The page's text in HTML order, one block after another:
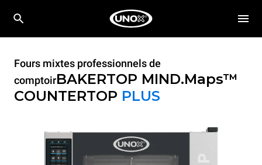
Fours mixtes professionnels de
comptoirBAKERTOP MIND.Maps™
COUNTERTOP PLUS